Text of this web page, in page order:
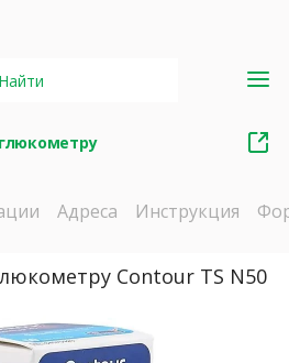
Найти
Адреса Инструкция
Contour TS N50